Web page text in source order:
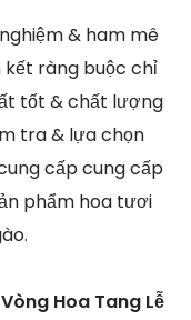
& ham mê
ràng buộc chỉ
tốt & chất lượng
tra & lựa chọn
cấp cung cấp
phẩm hoa tươi
Hoa Tang Lễ